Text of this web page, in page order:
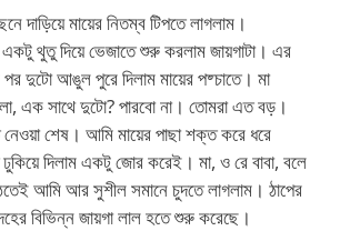
দাড়িয়ে মায়ের নিতম্ব টিপতে লাগলাম।
একটু থুতু দিয়ে ভেজাতে শুরু করলাম জায়গাটা। এর
দুটো আঙুল পুরে দিলাম মায়ের পষ্চাতে। মা
এক সাথে দুটো? পারবো না। তোমরা এত বড়।
শেষ। আমি মায়ের পাছা শক্ত করে ধরে
ঢুকিয়ে দিলাম একটু জোর করেই। মা, ও রে বাবা, বলে
আমি আর সুশীল সমানে চুদতে লাগলাম। ঠাপের
বিভিন্ন জায়গা লাল হতে শুরু করেছে।